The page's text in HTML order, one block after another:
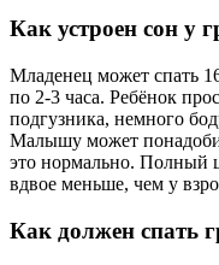
Как устроен сон у
Младенец может спать
по 2-3 часа. Ребёнок
подгузника, немного
Малышу может
это нормально. Полный
вдвое меньше, чем у
Как должен спать